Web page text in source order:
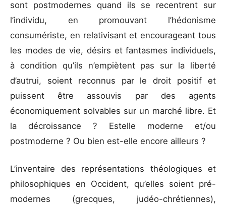
sont postmodernes quand ils se recentrent sur
l’individu, en promouvant l’hédonisme
consumériste, en relativisant et encourageant tous
les modes de vie, désirs et fantasmes individuels,
à condition qu’ils n’empiètent pas sur la liberté
d’autrui, soient reconnus par le droit positif et
puissent être assouvis par des agents
économiquement solvables sur un marché libre. Et
la décroissance ? Estelle moderne et/ou
postmoderne ? Ou bien est-elle encore ailleurs ?
L’inventaire des représentations théologiques et
philosophiques en Occident, qu’elles soient pré-
modernes (grecques, judéo-chrétiennes),